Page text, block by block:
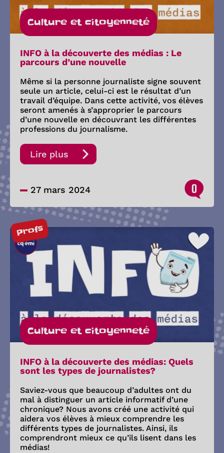
Culture et citoyenneté
INFO à la découverte des médias : Le
parcours d’une nouvelle
Même si la personne journaliste signe souvent
seule un article, celui-ci est le résultat d’un
travail d’équipe. Dans cette activité, vos élèves
seront amenés à s’approprier le parcours
d’une nouvelle en découvrant les différentes
professions du journalisme.
Lire plus
27 mars 2024 0
Profs
Culture et citoyenneté
INFO à la découverte des médias: Quels
sont les types de journalistes?
Saviez-vous que beaucoup d’adultes ont du
mal à distinguer un article informatif d’une
chronique? Nous avons créé une activité qui
aidera vos élèves à mieux comprendre les
différents types de journalistes. Ainsi, ils
comprendront mieux ce qu’ils lisent dans les
médias!